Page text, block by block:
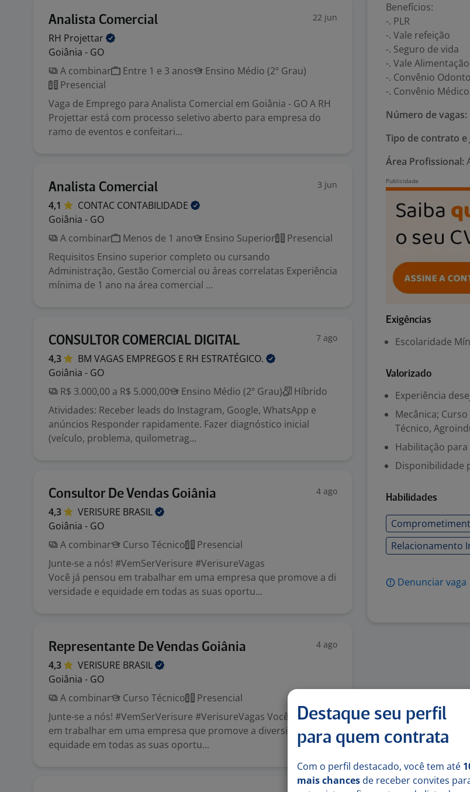
Analista Comercial 22 jun
RH Projettar
Goiânia - GO
A combinar
Entre 1 e 3 anos
Ensino Médio (2º Grau)
Presencial
Vaga de Emprego para Analista Comercial em Goiânia - GO A RH
Projettar está com processo seletivo aberto para empresa do
ramo de eventos e confeitari...
Analista Comercial 3 jun
4,1 CONTAC CONTABILIDADE
Goiânia - GO
A combinar
Menos de 1 ano Ensino Superior
Presencial
Requisitos Ensino superior completo ou cursando
Administração, Gestão Comercial ou áreas correlatas Experiência
mínima de 1 ano na área comercial ...
CONSULTOR COMERCIAL DIGITAL 7 ago
4,3 BM VAGAS EMPREGOS E RH ESTRATÉGICO.
Goiânia - GO
R$ 3.000,00 a R$ 5.000,00
Ensino Médio (2º Grau)
Híbrido
Atividades: Receber leads do Instagram, Google, WhatsApp e
anúncios Responder rapidamente. Fazer diagnóstico inicial
(veículo, problema, quilometrag...
Consultor De Vendas Goiânia 4 ago
4,3 VERISURE BRASIL
Goiânia - GO
A combinar
Curso Técnico
Presencial
Junte-se a nós! #VemSerVerisure #VerisureVagas
Você já pensou em trabalhar em uma empresa que promove a di
versidade e equidade em todas as suas oportu...
Representante De Vendas Goiânia 4 ago
4,3 VERISURE BRASIL
Goiânia - GO
A combinar
Curso Técnico
Presencial
Junte-se a nós! #VemSerVerisure #VerisureVagas Você já pensou
em trabalhar em uma empresa que promove a diversidade e
equidade em todas as suas oportu...
Benefícios:
-. PLR
-. Vale refeição
-. Seguro de vida
-. Vale Alimentação
-. Convênio
-. Convênio Médico
Número de vagas:
Tipo de contrato e
Área Profissional:
Exigências
Escolaridade
Valorizado
Experiência
Mecânica;
Técnico,
Habilitação
Disponibilidade
Habilidades
Relacionamento
Denunciar vaga
Destaque seu perfil
para quem contrata
Com o perfil destacado, você tem até
mais chances de receber convites